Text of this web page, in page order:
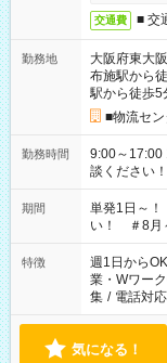
交通費 ■ 交
勤務地
大阪府東大
布施駅から
駅から徒歩5
■物流セ
勤務時間
9:00～17:00 10:00～
談ください！
期間
単発1日～
い！ ＃8月
特徴 週1日からOK
業・Wワー
集 / 電話対
気になる！